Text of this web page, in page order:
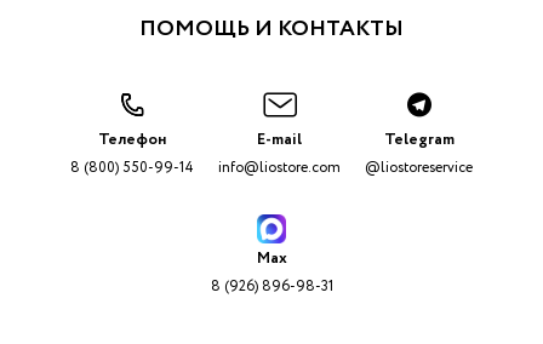
ПОМОЩЬ И КОНТАКТЫ
Телефон
8 (800) 550-99-14
E-mail
info@liostore.com
Telegram
@liostoreservice
Max
8 (926) 896-98-31